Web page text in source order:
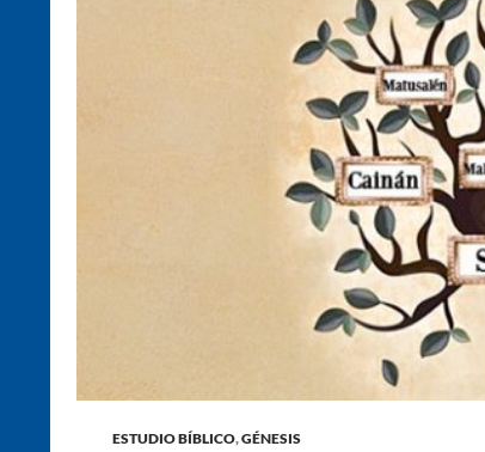
ESTUDIO BÍBLICO,GÉNESIS